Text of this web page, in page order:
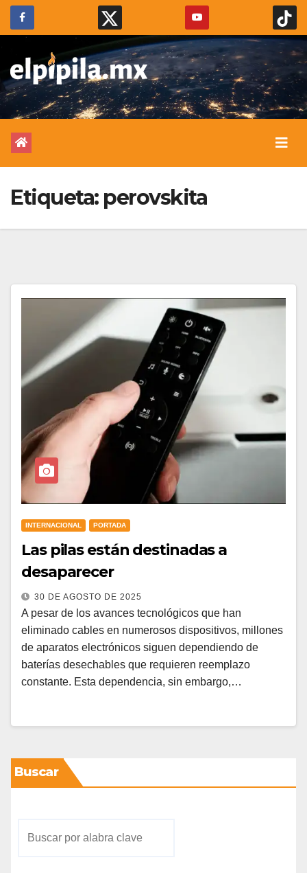
Etiqueta: perovskita
INTERNACIONAL PORTADA
Las pilas están destinadas a
desaparecer
30 DE AGOSTO DE 2025
A pesar de los avances tecnológicos que han
eliminado cables en numerosos dispositivos, millones
de aparatos electrónicos siguen dependiendo de
baterías desechables que requieren reemplazo
constante. Esta dependencia, sin embargo,…
Buscar